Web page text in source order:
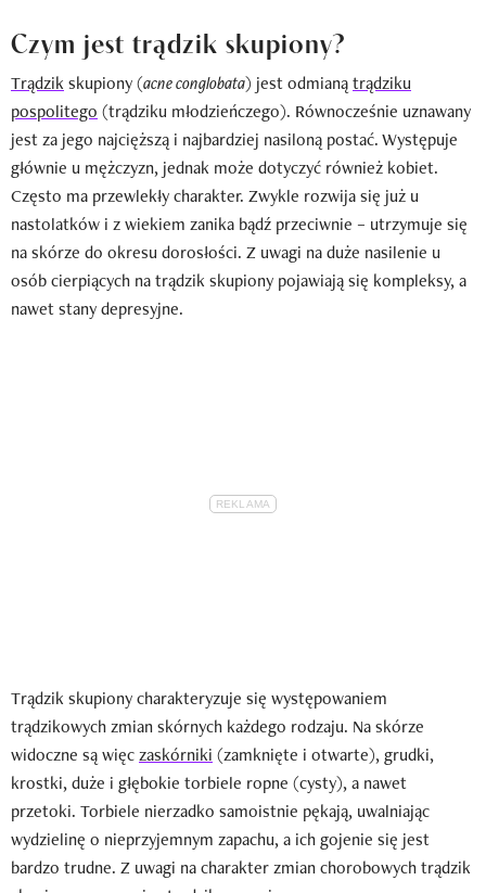
Czym jest trądzik skupiony?
Trądzik skupiony (acne conglobata) jest odmianątrądziku
pospolitego (trądziku młodzieńczego). Równocześnie uznawany
jest za jego najcięższą i najbardziej nasiloną postać. Występuje
głównie u mężczyzn, jednak może dotyczyć również kobiet.
Często ma przewlekły charakter. Zwykle rozwija się już u
nastolatków i z wiekiem zanika bądź przeciwnie – utrzymuje się
na skórze do okresu dorosłości. Z uwagi na duże nasilenie u
osób cierpiących na trądzik skupiony pojawiają się kompleksy, a
nawet stany depresyjne.
Trądzik skupiony charakteryzuje się występowaniem
trądzikowych zmian skórnych każdego rodzaju. Na skórze
widoczne są więczaskórniki (zamknięte i otwarte), grudki,
krostki, duże i głębokie torbiele ropne (cysty), a nawet
przetoki. Torbiele nierzadko samoistnie pękają, uwalniając
wydzielinę o nieprzyjemnym zapachu, a ich gojenie się jest
bardzo trudne. Z uwagi na charakter zmian chorobowych trądzik